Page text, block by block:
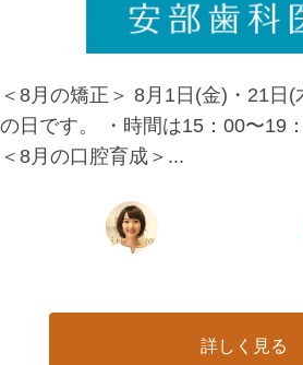
＜8月の矯正＞ 8月1日(金)・21日
の日です。 ・時間は15：00〜19
＜8月の口腔育成＞...
詳しく見る